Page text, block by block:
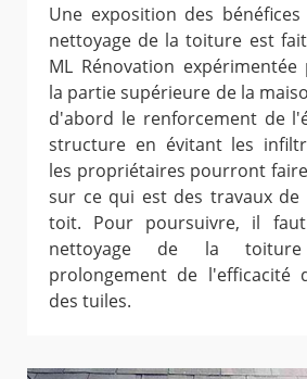
Une exposition des
nettoyage de la toiture est
ML Rénovation
la partie supérieure de la
d'abord le renforcement de
structure en évitant les
les propriétaires pourront
sur ce qui est des travaux de
toit. Pour poursuivre, il
nettoyage de la
prolongement de l'efficacité
des tuiles.